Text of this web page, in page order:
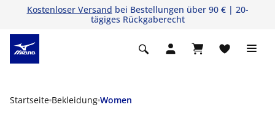
Kostenloser Versand bei Bestellungen über 90 € | 20-
tägiges Rückgaberecht
Startseite Bekleidung Women